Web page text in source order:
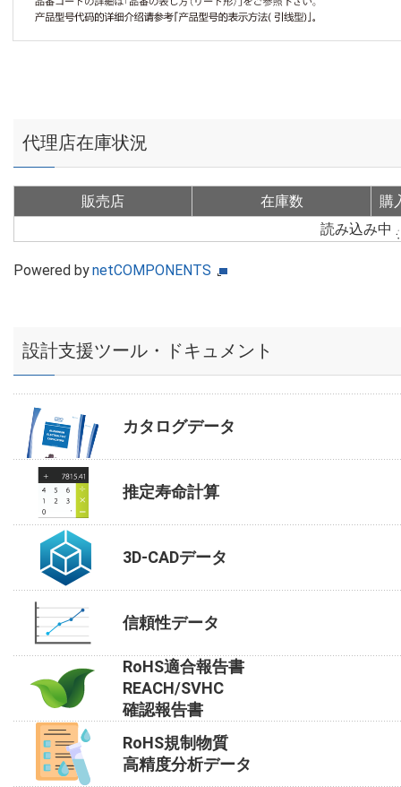
代理店在庫状況
販売店 在庫数
購
読み込み中
Powered bynetCOMPONENTS
設計支援ツール・ドキュメント
カタログデータ
推定寿命計算
3D-CADデータ
信頼性データ
RoHS適合報告書
REACH/SVHC
確認報告書
RoHS規制物質
高精度分析データ